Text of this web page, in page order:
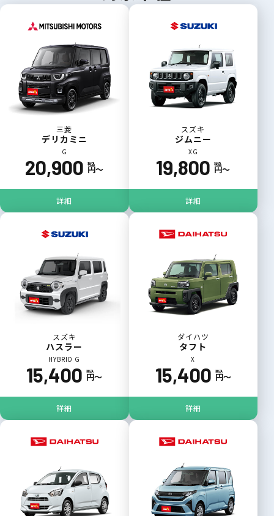
三菱
デリカミニ
G
20,900 税込
円〜
詳細
スズキ
ジムニー
XG
19,800 税込
円〜
詳細
スズキ
ハスラー
HYBRID G
15,400 税込
円〜
詳細
ダイハツ
タフト
X
15,400 税込
円〜
詳細